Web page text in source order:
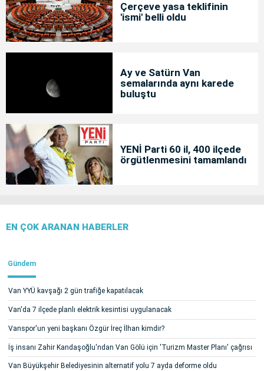
Çerçeve yasa teklifinin
'ismi' belli oldu
Ay ve Satürn Van
semalarında aynı karede
buluştu
YENİ Parti 60 il, 400 ilçede
örgütlenmesini tamamlandı
EN ÇOK ARANAN HABERLER
Gündem
Van YYÜ kavşağı 2 gün trafiğe kapatılacak
Van'da 7 ilçede planlı elektrik kesintisi uygulanacak
Vanspor'un yeni başkanı Özgür İreç İlhan kimdir?
İş insanı Zahir Kandaşoğlu'ndan Van Gölü için 'Turizm Master Planı' çağrısı
Van Büyükşehir Belediyesinin alternatif yolu 7 ayda deforme oldu